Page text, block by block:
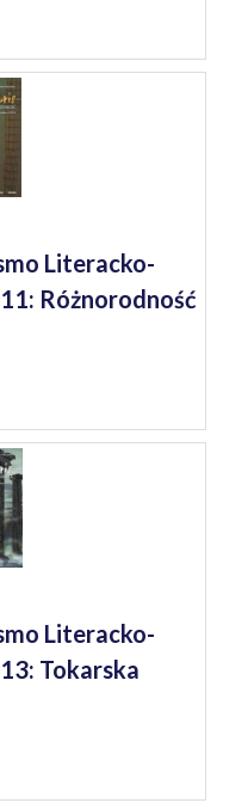
Literacko-
Różnorodność
Literacko-
Tokarska